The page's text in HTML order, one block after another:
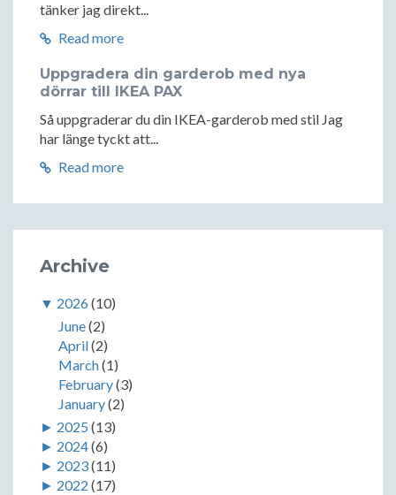
tänker jag direkt...
Read more
Uppgradera din garderob med nya
dörrar till IKEA PAX
Så uppgraderar du din IKEA-garderob med stil Jag
har länge tyckt att...
Read more
Archive
▼ 2026(10)
June(2)
April(2)
March(1)
February(3)
January(2)
► 2025 (13)
► 2024(6)
► 2023(11)
► 2022 (17)